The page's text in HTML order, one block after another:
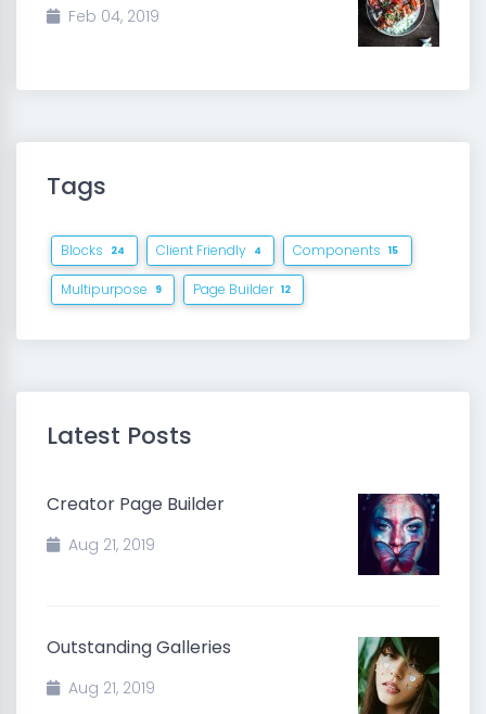
Feb 04, 2019
Tags
Blocks 24 Client Friendly 4 Components 15
Multipurpose 9 Page Builder 12
Latest Posts
Creator Page Builder
Aug 21, 2019
Outstanding Galleries
Aug 21, 2019